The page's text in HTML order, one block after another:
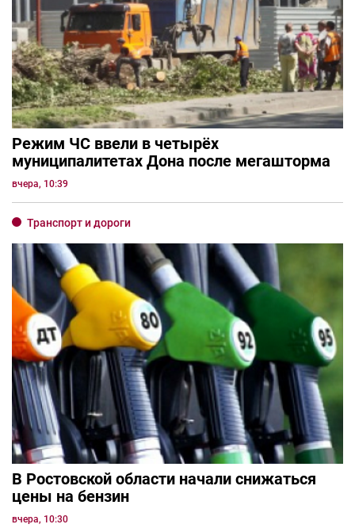
Режим ЧС ввели в четырёх
муниципалитетах Дона после мегашторма
вчера, 10:39
Транспорт и дороги
В Ростовской области начали снижаться
цены на бензин
вчера, 10:30